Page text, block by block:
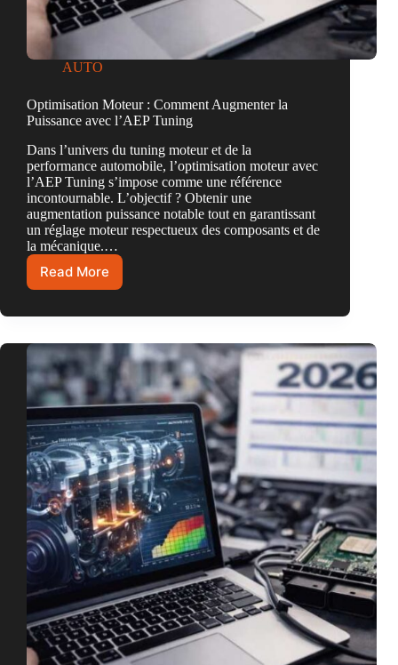
AUTO
Optimisation Moteur : Comment Augmenter la
Puissance avec l’AEP Tuning
Dans l’univers du tuning moteur et de la
performance automobile, l’optimisation moteur avec
l’AEP Tuning s’impose comme une référence
incontournable. L’objectif ? Obtenir une
augmentation puissance notable tout en garantissant
un réglage moteur respectueux des composants et de
la mécanique.…
Read MoreOptimisation
:
Augmenter
la
Puissance
avec
l’AEP
Tuning